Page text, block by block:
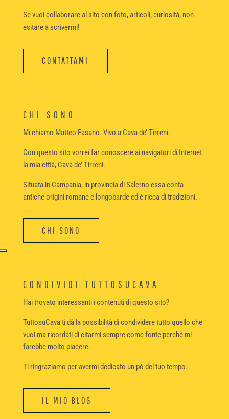
Se vuoi collaborare al sito con foto, articoli, curiosità, non
esitare a scrivermi!
CONTATTAMI
CHI SONO
Mi chiamo Matteo Fasano. Vivo a Cava de’ Tirreni.
Con questo sito vorrei far conoscere ai navigatori di Internet
la mia città, Cava de’ Tirreni.
Situata in Campania, in provincia di Salerno essa conta
antiche origini romane e longobarde ed è ricca di tradizioni.
CHI SONO
CONDIVIDI TUTTOSUCAVA
Hai trovato interessanti i contenuti di questo sito?
TuttosuCava ti dà la possibilità di condividere tutto quello che
vuoi ma ricordati di citarmi sempre come fonte perché mi
farebbe molto piacere.
Ti ringraziamo per avermi dedicato un pò del tuo tempo.
IL MIO BLOG